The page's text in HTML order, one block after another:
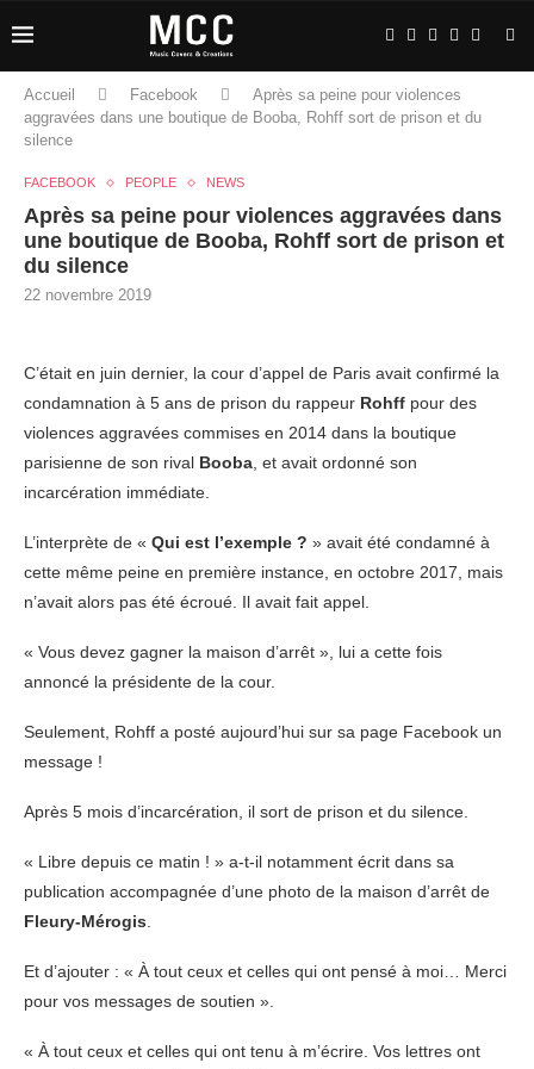
Accueil Facebook
Après sa peine pour violences
aggravées dans une boutique de Booba, Rohff sort de prison et du
silence
FACEBOOK PEOPLE NEWS
Après sa peine pour violences aggravées dans
une boutique de Booba, Rohff sort de prison et
du silence
22 novembre 2019
C’était en juin dernier, la cour d’appel de Paris avait confirmé la
condamnation à 5 ans de prison du rappeur Rohff pour des
violences aggravées commises en 2014 dans la boutique
parisienne de son rival Booba , et avait ordonné son
incarcération immédiate.
L’interprète de « Qui est l’exemple ? » avait été condamné à
cette même peine en première instance, en octobre 2017, mais
n’avait alors pas été écroué. Il avait fait appel.
« Vous devez gagner la maison d’arrêt », lui a cette fois
annoncé la présidente de la cour.
Seulement, Rohff a posté aujourd’hui sur sa page Facebook un
message !
Après 5 mois d’incarcération, il sort de prison et du silence.
« Libre depuis ce matin ! » a-t-il notamment écrit dans sa
publication accompagnée d’une photo de la maison d’arrêt de
Fleury-Mérogis
Et d’ajouter : « À tout ceux et celles qui ont pensé à moi… Merci
pour vos messages de soutien ».
« À tout ceux et celles qui ont tenu à m’écrire. Vos lettres ont